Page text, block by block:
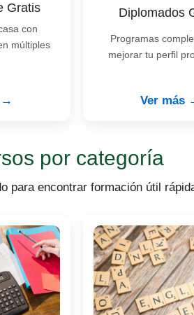
Gratis
con
múltiples
→
Diplomados
Programas
mejorar tu perfil
Ver más
por categoría
para encontrar formación útil